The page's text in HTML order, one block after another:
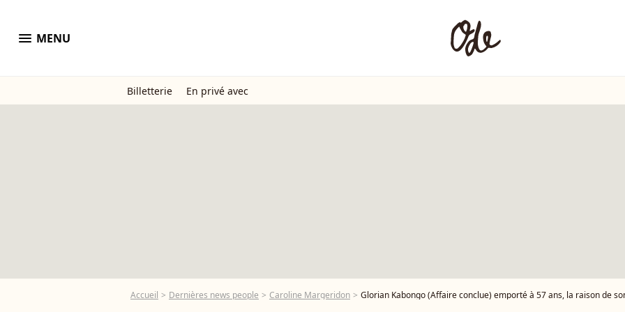
menu MENU
Billetterie En privé avec
Accueil Dernières news people Caroline Margeridon Glorian Kabongo (Affaire conclue) emporté à 57 ans, la raison de